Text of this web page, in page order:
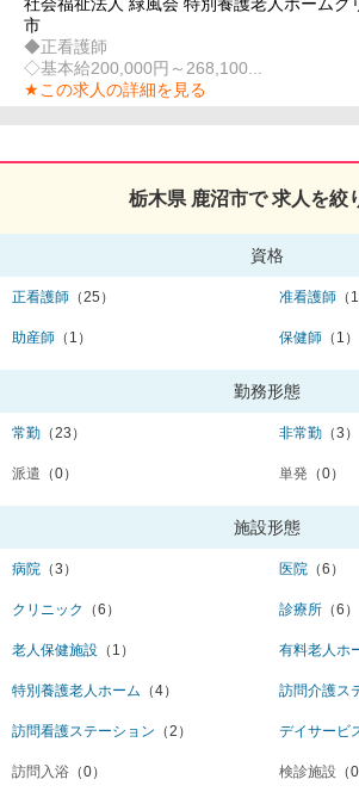
市
◆正看護師
◇基本給200,000円～268,100...
★この求人の詳細を見る
栃木県 鹿沼市で 求人を絞
資格
正看護師 （25） 准看護師 （
助産師 （1） 保健師 （1）
勤務形態
常勤 （23） 非常勤 （3）
派遣 （0） 単発 （0）
施設形態
病院 （3） 医院 （6）
クリニック （6） 診療所 （6）
老人保健施設 （1） 有料老人ホ
特別養護老人ホーム （4） 訪問介護ス
訪問看護ステーション （2） デイサービ
訪問入浴 （0） 検診施設 （